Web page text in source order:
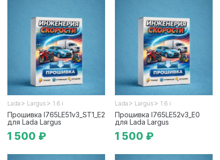
Lada > Largus > 1.6 i
Прошивка I765LE51v3_ST1_E2
для Lada Largus
1 500 ₽
Lada > Largus > 1.6 i
Прошивка I765LE52v3_E0
для Lada Largus
1 500 ₽